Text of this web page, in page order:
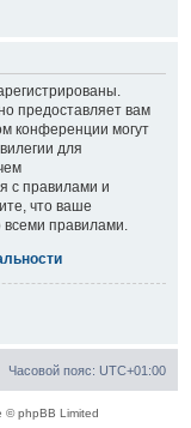
предоставляет вам
конференции могут
для
с правилами и
что ваше
правилами.
Часовой пояс: UTC+01:00
© phpBB Limited